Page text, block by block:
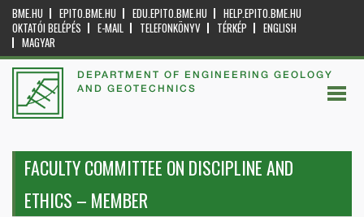
BME.HU EPITO.BME.HU EDU.EPITO.BME.HU
HELP.EPITO.BME.HU
OKTATÓI BELÉPÉS
E-MAIL TELEFONKÖNYV TÉRKÉP
ENGLISH
MAGYAR
DEPARTMENT OF ENGINEERING GEOLOGY
AND GEOTECHNICS
FACULTY COMMITTEE ON DISCIPLINE AND
ETHICS – MEMBER